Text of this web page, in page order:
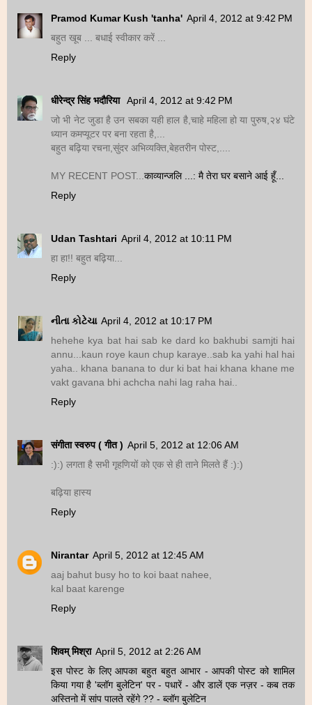
Pramod Kumar Kush 'tanha' April 4, 2012 at 9:42 PM
बहुत खूब ... बधाई स्वीकार करें ...
Reply
धीरेन्द्र सिंह भदौरिया April 4, 2012 at 9:42 PM
जो भी नेट जुडा है उन सबका यही हाल है,चाहे महिला हो या पुरुष,२४ घंटे
ध्यान कमप्यूटर पर बना रहता है,...
बहुत बढ़िया रचना,सुंदर अभिव्यक्ति,बेहतरीन पोस्ट,....
MY RECENT POST... काव्यान्जलि ...: मै तेरा घर बसाने आई हूँ...
Reply
Udan Tashtari April 4, 2012 at 10:11 PM
हा हा!! बहुत बढ़िया...
Reply
નીતા કોટેચા April 4, 2012 at 10:17 PM
hehehe kya bat hai sab ke dard ko bakhubi samjti hai
annu...kaun roye kaun chup karaye..sab ka yahi hal hai
yaha.. khana banana to dur ki bat hai khana khane me
vakt gavana bhi achcha nahi lag raha hai..
Reply
संगीता स्वरुप ( गीत ) April 5, 2012 at 12:06 AM
:):) लगता है सभी गृहणियों को एक से ही ताने मिलते हैं :):)
बढ़िया हास्य
Reply
Nirantar April 5, 2012 at 12:45 AM
aaj bahut busy ho to koi baat nahee,
kal baat karenge
Reply
शिवम् मिश्रा April 5, 2012 at 2:26 AM
इस पोस्ट के लिए आपका बहुत बहुत आभार - आपकी पोस्ट को शामिल
किया गया है 'ब्लॉग बुलेटिन' पर - पधारें - और डालें एक नज़र - कब तक
अस्तिनो में सांप पालते रहेंगे ?? - ब्लॉग बुलेटिन